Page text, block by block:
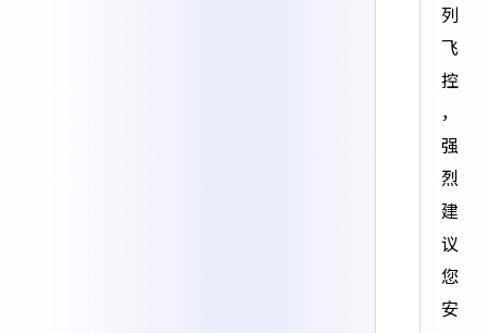
列
飞
控
，
强
烈
建
议
您
安